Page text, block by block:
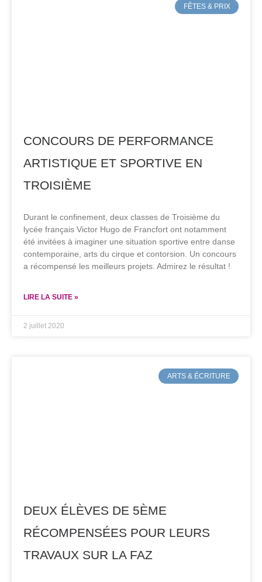
FÊTES & PRIX
CONCOURS DE PERFORMANCE
ARTISTIQUE ET SPORTIVE EN
TROISIÈME
Durant le confinement, deux classes de Troisième du
lycée français Victor Hugo de Francfort ont notamment
été invitées à imaginer une situation sportive entre danse
contemporaine, arts du cirque et contorsion. Un concours
a récompensé les meilleurs projets. Admirez le résultat !
LIRE LA SUITE »
2 juillet 2020
ARTS & ÉCRITURE
DEUX ÉLÈVES DE 5ÈME
RÉCOMPENSÉES POUR LEURS
TRAVAUX SUR LA FAZ